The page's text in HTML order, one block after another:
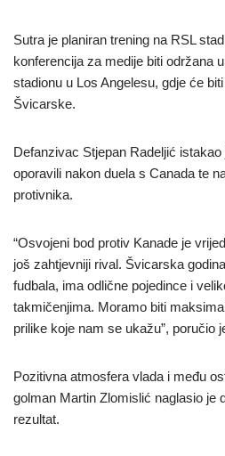
Sutra je planiran trening na RSL
konferencija za medije biti održana
stadionu u Los Angelesu, gdje će
Švicarske.
Defanzivac Stjepan Radeljić
oporavili nakon duela s Canada te
protivnika.
“Osvojeni bod protiv Kanade je
još zahtjevniji rival. Švicarska
fudbala, ima odlične pojedince i
takmičenjima. Moramo biti
prilike koje nam se ukažu”, poručio
Pozitivna atmosfera vlada i među
golman Martin Zlomislić naglasio je
rezultat.